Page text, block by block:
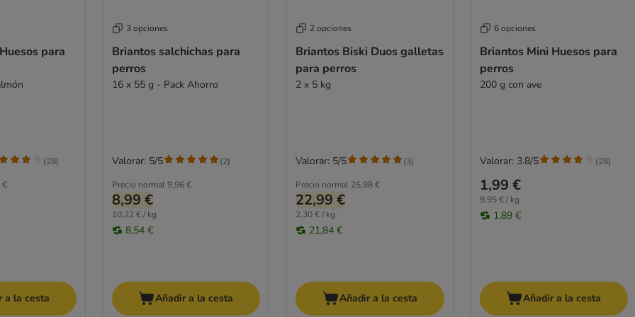
para
€
(28)
a la cesta
3 opciones
Briantos salchichas para
perros
16 x 55 g - Pack Ahorro
Precio normal 9,96 €
8,99 €
10,22 € / kg
8,54 €
Valorar: 5/5 (2)
Añadir a la cesta
2 opciones
Briantos Biski Duos galletas
para perros
2 x 5 kg
Precio normal 25,98 €
22,99 €
2,30 € / kg
21,84 €
Valorar: 5/5 (3)
Añadir a la cesta
6 opciones
Briantos Mini Huesos para
perros
200 g con ave
1,99 €
9,95 € / kg
1,89 €
Valorar: 3.8/5 (28)
Añadir a la cesta